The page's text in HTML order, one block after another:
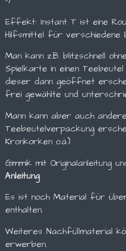
Effekt: Instant T ist eine
Hilfsmittel für
Man kann z.B. blitzschnell
Spielkarte in einen
dieser dann geöffnet
frei gewählte und
Mann kann aber auch
Teebeutelverpackung
Kronkorken o.ä.)
Gimmik mit Originalanleitung
Anleitung
Es ist noch Material für
enthalten.
Weiteres Nachfüllmaterial
erwerben.